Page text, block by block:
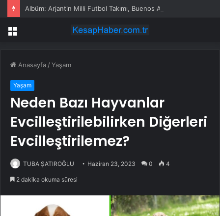
Menü
Anasayfa /Yaşam
Yaşam
Neden Bazı Hayvanlar
Evcilleştirilebilirken Diğerleri
Evcilleştirilemez?
TUBA ŞATIROĞLU Haziran 23, 2023 0 4
2 dakika okuma süresi